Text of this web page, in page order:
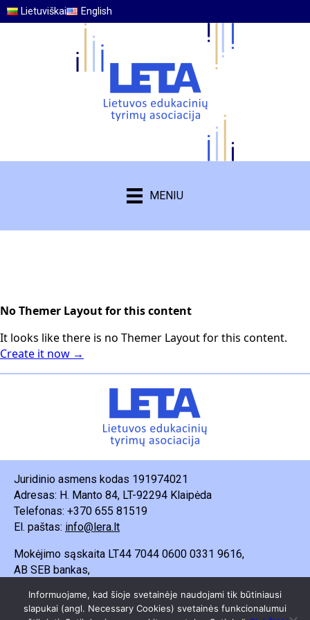
Lietuviškai English
MENIU
No Themer Layout for this content
It looks like there is no Themer Layout for this content.
Create it now →
Juridinio asmens kodas 191974021
Adresas: H. Manto 84, LT-92294 Klaipėda
Telefonas: +370 655 81519
El. paštas: info@lera.lt
Mokėjimo sąskaita LT44 7044 0600 0331 9616,
AB SEB bankas,
Informuojame, kad šioje svetainėje naudojami tik būtiniausi
slapukai (angl. Necessary Cookies) svetainės funkcionalumui